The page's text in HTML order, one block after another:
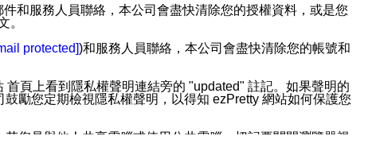
和服務人員聯絡，本公司會盡快清除您的授權資料，或是您
。
protected])和服務人員聯絡，本公司會盡快清除您的帳號和
頁上看到隱私權聲明連結旁的 "updated" 註記。如果聲明的
勵您定期檢視隱私權聲明，以得知 ezPretty 網站如何保護您
您是與他人共享電腦或使用公共電腦，切記要關閉瀏覽器視